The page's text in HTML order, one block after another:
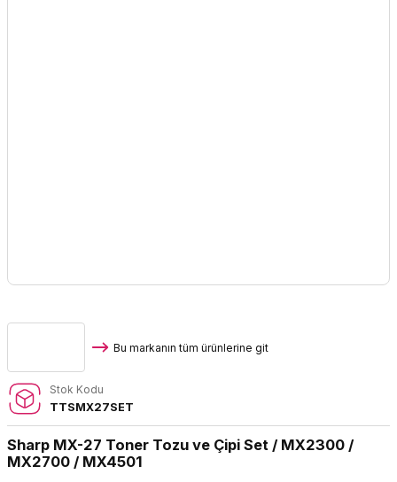
Bu markanın tüm ürünlerine git
Stok Kodu
TTSMX27SET
Sharp MX-27 Toner Tozu ve Çipi Set / MX2300 /
MX2700 / MX4501